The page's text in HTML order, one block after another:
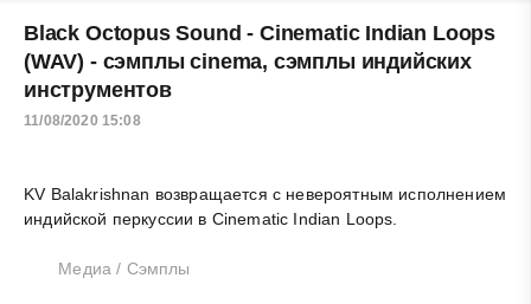
Black Octopus Sound - Cinematic Indian Loops
(WAV) - сэмплы cinema, сэмплы индийских
инструментов
11/08/2020 15:08
KV Balakrishnan возвращается с невероятным исполнением
индийской перкуссии в Cinematic Indian Loops.
Медиа / Сэмплы